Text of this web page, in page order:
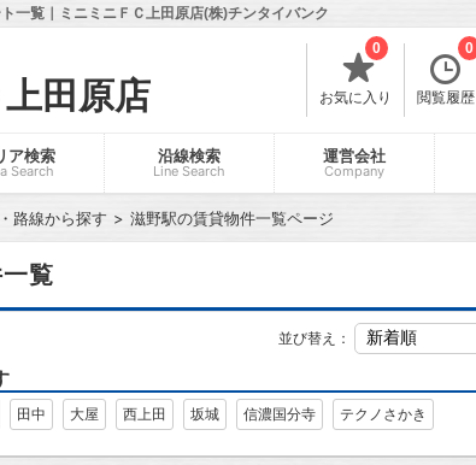
一覧｜ミニミニＦＣ上田原店(株)チンタイバンク
田原店 お気に入り
0
閲覧履歴
0
ア検索
Search
沿線検索
Line Search
運営会社
Company
路線から探す 滋野駅の賃貸物件一覧ページ
覧
並び替え：
田中 大屋 西上田 坂城 信濃国分寺 テクノさかき